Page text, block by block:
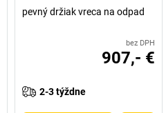
pevný držiak vreca na odpad
bez DPH
907,- €
2-3 týždne